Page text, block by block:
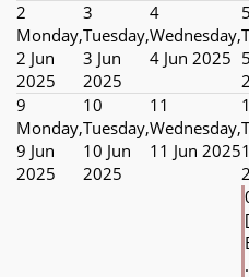
2
Monday,
2 Jun
2025
3
Tuesday,
3 Jun
2025
4
Wednesday,
4 Jun 2025
5
9
Monday,
9 Jun
2025
10
Tuesday,
10 Jun
2025
11
Wednesday,
11 Jun 2025